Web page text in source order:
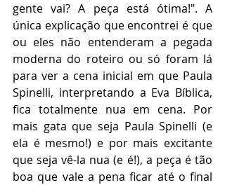
gente vai? A peça está ótima!". A
única explicação que encontrei é que
ou eles não entenderam a pegada
moderna do roteiro ou só foram lá
para ver a cena inicial em que Paula
Spinelli, interpretando a Eva Bíblica,
fica totalmente nua em cena. Por
mais gata que seja Paula Spinelli (e
ela é mesmo!) e por mais excitante
que seja vê-la nua (e é!), a peça é tão
boa que vale a pena ficar até o final